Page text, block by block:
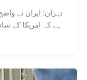
ہے کہ امریکا کے